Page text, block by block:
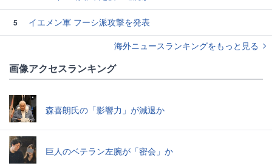
5
イエメン軍 フーシ派攻撃を発表
海外ニュースランキングをもっと見る
画像アクセスランキング
森喜朗氏の「影響力」が減退か
巨人のベテラン左腕が「密会」か